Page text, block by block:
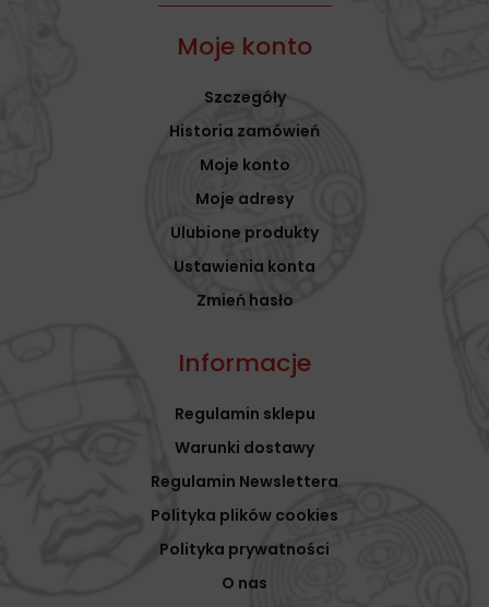
Moje konto
Szczegóły
Historia zamówień
Moje konto
Moje adresy
Ulubione produkty
Ustawienia konta
Zmień hasło
Informacje
Regulamin sklepu
Warunki dostawy
Regulamin Newslettera
Polityka plików cookies
Polityka prywatności
O nas